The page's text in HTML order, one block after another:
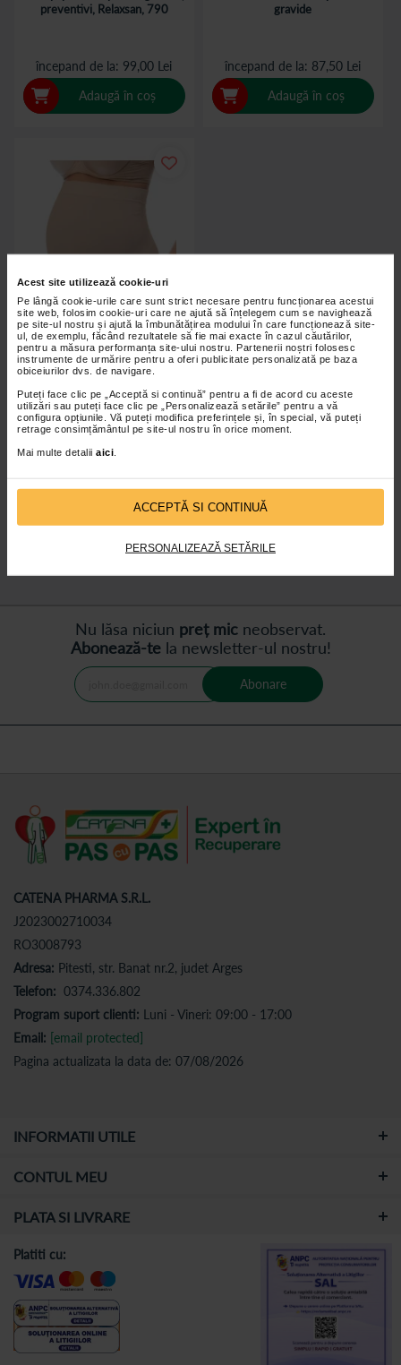
Acest site utilizează cookie-uri
Pe lângă cookie-urile care sunt strict necesare pentru funcționarea acestui
site web, folosim cookie-uri care ne ajută să înțelegem cum se navighează
pe site-ul nostru și ajută la îmbunătățirea modului în care funcționează site-
ul, de exemplu, făcând rezultatele să fie mai exacte în cazul căutărilor,
pentru a măsura performanța site-ului nostru. Partenerii noștri folosesc
instrumente de urmărire pentru a oferi publicitate personalizată pe baza
obiceiurilor dvs. de navigare.
Puteți face clic pe „Acceptă si continuă” pentru a fi de acord cu aceste
utilizări sau puteți face clic pe „Personalizează setările” pentru a vă
configura opțiunile. Vă puteți modifica preferințele și, în special, vă puteți
retrage consimțământul pe site-ul nostru în orice moment.
Mai multe detalii aici
ACCEPTĂ SI CONTINUĂ
PERSONALIZEAZĂ SETĂRILE
preventivi, Relaxsan, 790
începand de la 99,00 Lei
Adaugă în coș
gravide
începand de la 87,50 Lei
Adaugă în coș
Corset tip chilot pentru gravide
începand de la
Nu lăsa niciun preț mic neobservat.
Abonează-tela newsletter-ul nostru!
Abonare
CATENA PHARMA S.R.L.
J2023002710034
RO3008793
Adresa: Pitesti, str. Banat nr.2, judet Arges
Telefon: 0374.336.802
Program suport clienti: Luni - Vineri: 09:00 - 17:00
Email: [email protected]
Pagina actualizata la data de: 07/08/2026
INFORMATII UTILE
CONTUL MEU
PLATA SI LIVRARE
Platiti cu: